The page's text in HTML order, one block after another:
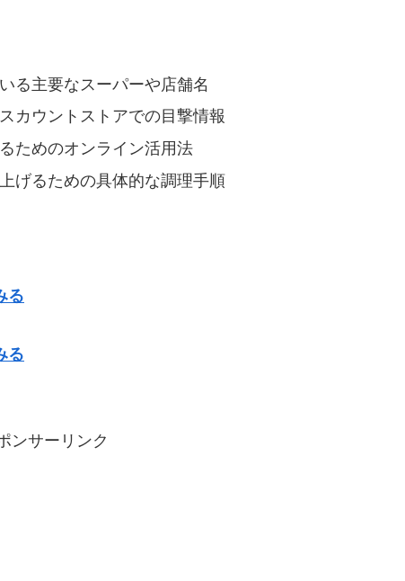
る主要なスーパーや店舗名
カウントストアでの目撃情報
ためのオンライン活用法
げるための具体的な調理手順
る
る
ンサーリンク